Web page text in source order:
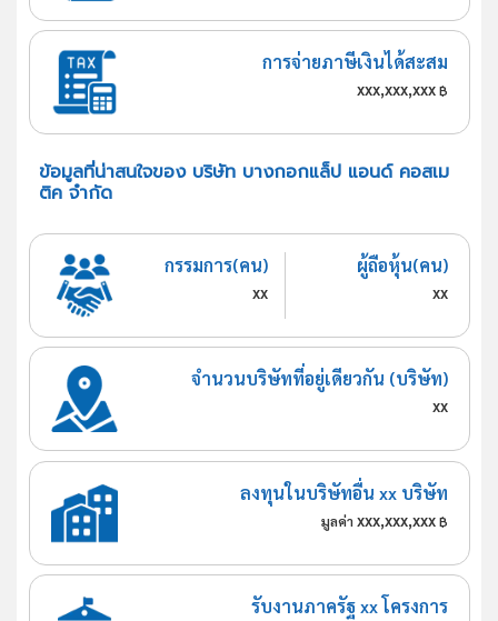
การจ่ายภาษีเงินได้สะสม
xxx,xxx,xxx฿
ข้อมูลที่น่าสนใจของ บริษัท บางกอกแล็ป แอนด์ คอสเม
ติค จำกัด
กรรมการ(คน)
xx
ผู้ถือหุ้น(คน)
xx
จำนวนบริษัทที่อยู่เดียวกัน (บริษัท)
xx
ลงทุนในบริษัทอื่น xx บริษัท
มูลค่า xxx,xxx,xxx ฿
รับงานภาครัฐ xx โครงการ